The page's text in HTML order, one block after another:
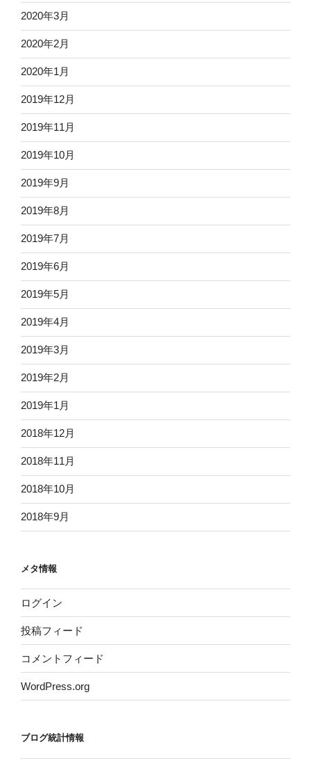
2020年3月
2020年2月
2020年1月
2019年12月
2019年11月
2019年10月
2019年9月
2019年8月
2019年7月
2019年6月
2019年5月
2019年4月
2019年3月
2019年2月
2019年1月
2018年12月
2018年11月
2018年10月
2018年9月
メタ情報
ログイン
投稿フィード
コメントフィード
WordPress.org
ブログ統計情報